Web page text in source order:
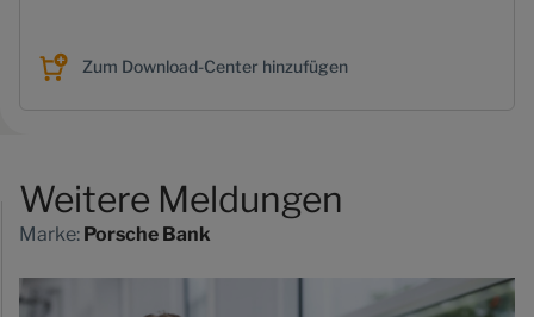
Zum Download-Center hinzufügen
Weitere Meldungen
Marke: Porsche Bank